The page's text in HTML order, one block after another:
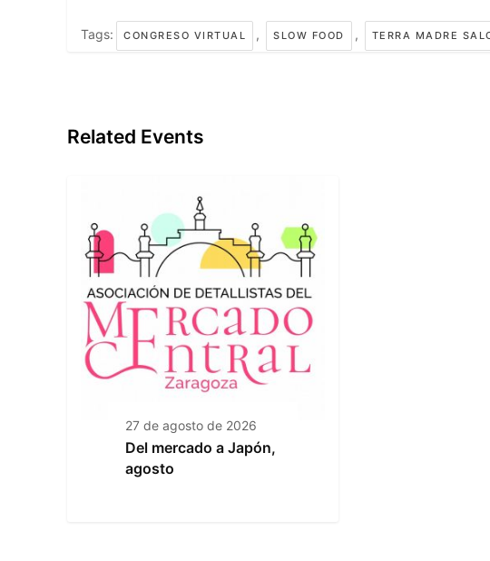
Tags: CONGRESO VIRTUAL , SLOW FOOD , TERRA MADRE
Related Events
27 de agosto de 2026
Del mercado a Japón,
agosto